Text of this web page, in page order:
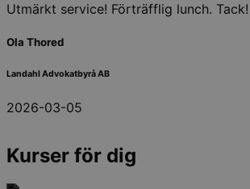
Utmärkt service! Förträfflig lunch. Tack!
Ola Thored
Landahl Advokatbyrå AB
2026-03-05
Kurser för dig